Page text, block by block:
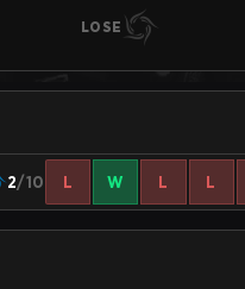
LOSE
2/10 L W L L